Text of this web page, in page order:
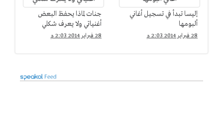
إليسا تبدأ في تسجيل أغاني
ألبومها
28 فبراير 2014 2:03 م
جنات لماذا يحفظ البعض
أغنياتي ولا يعرف شكلي
28 فبراير 2014 2:03 م